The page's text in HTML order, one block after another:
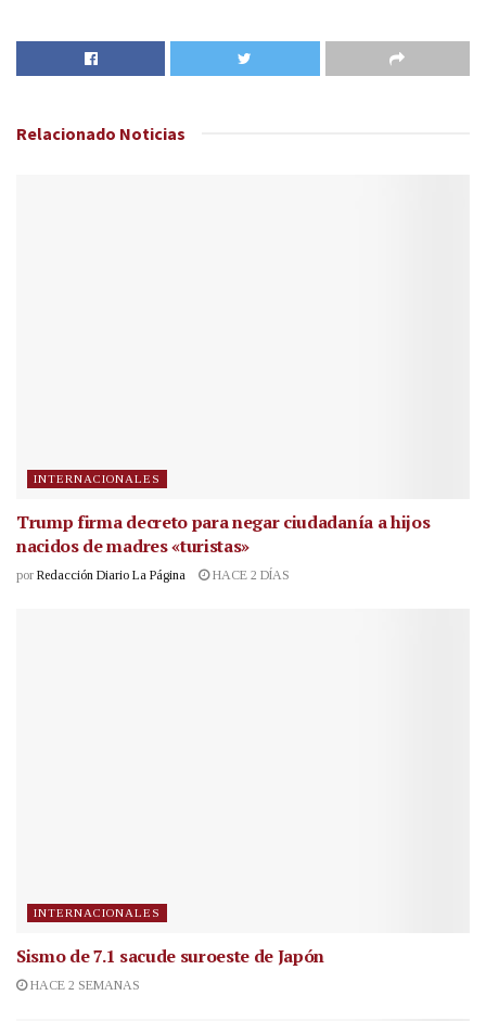
Relacionado Noticias
INTERNACIONALES
Trump firma decreto para negar ciudadanía a hijos
nacidos de madres «turistas»
por Redacción Diario La Página HACE 2 DÍAS
INTERNACIONALES
Sismo de 7.1 sacude suroeste de Japón
HACE 2 SEMANAS